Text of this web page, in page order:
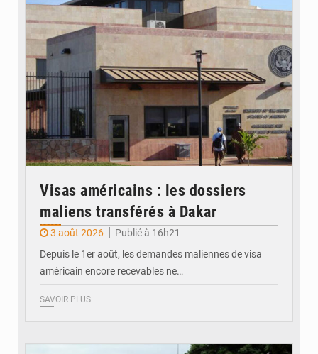
Visas américains : les dossiers
maliens transférés à Dakar
3 août 2026
Publié à 16h21
Depuis le 1er août, les demandes maliennes de visa
américain encore recevables ne…
SAVOIR PLUS